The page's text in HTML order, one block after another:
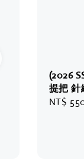
(2026
提把 針
Regular
NT$